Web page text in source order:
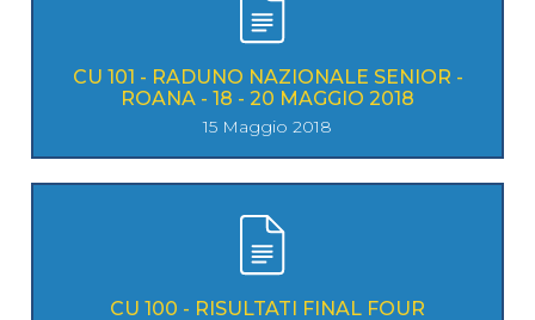
CU 101 - RADUNO NAZIONALE SENIOR -
ROANA - 18 - 20 MAGGIO 2018
15 Maggio 2018
CU 100 - RISULTATI FINAL FOUR